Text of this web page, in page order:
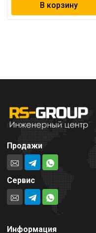
В корзину
Продажи
Сервис
Информация